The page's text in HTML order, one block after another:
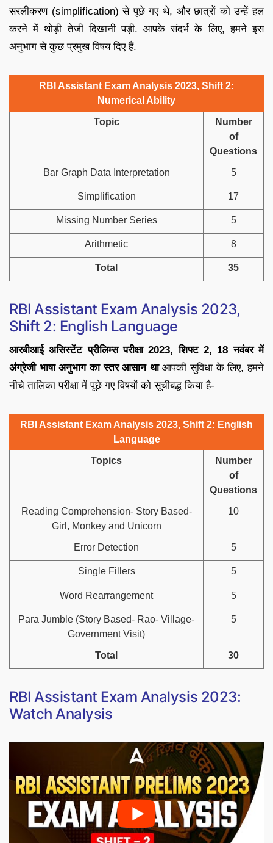
सरलीकरण (simplification) से पूछे गए थे, और छात्रों को उन्हें हल
करने में थोड़ी तेजी दिखानी पड़ी. आपके संदर्भ के लिए, हमने इस
अनुभाग से कुछ प्रमुख विषय दिए हैं.
RBI Assistant Exam Analysis 2023, Shift 2:
Numerical Ability
Topic
Number
of
Questions
Bar Graph Data Interpretation 5
Simplification 17
Missing Number Series 5
Arithmetic 8
Total 35
RBI Assistant Exam Analysis 2023,
Shift 2: English Language
आरबीआई असिस्टेंट प्रीलिम्स परीक्षा 2023, शिफ्ट 2, 18 नवंबर में
अंग्रेजी भाषा अनुभाग का स्तर आसान थाआपकी सुविधा के लिए, हमने
नीचे तालिका परीक्षा में पूछे गए विषयों को सूचीबद्ध किया है-
RBI Assistant Exam Analysis 2023, Shift 2: English
Language
Topics
Number
of
Questions
Reading Comprehension- Story Based-
Girl, Monkey and Unicorn
10
Error Detection 5
Single Fillers 5
Word Rearrangement 5
Para Jumble (Story Based- Rao- Village-
Government Visit)
5
Total 30
RBI Assistant Exam Analysis 2023:
Watch Analysis